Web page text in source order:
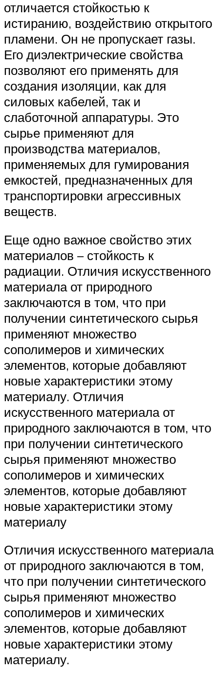
отличается стойкостью к
истиранию, воздействию открытого
пламени. Он не пропускает газы.
Его диэлектрические свойства
позволяют его применять для
создания изоляции, как для
силовых кабелей, так и
слаботочной аппаратуры. Это
сырье применяют для
производства материалов,
применяемых для гумирования
емкостей, предназначенных для
транспортировки агрессивных
веществ.
Еще одно важное свойство этих
материалов – стойкость к
радиации. Отличия искусственного
материала от природного
заключаются в том, что при
получении синтетического сырья
применяют множество
сополимеров и химических
элементов, которые добавляют
новые характеристики этому
материалу. Отличия
искусственного материала от
природного заключаются в том, что
при получении синтетического
сырья применяют множество
сополимеров и химических
элементов, которые добавляют
новые характеристики этому
материалу
Отличия искусственного материала
от природного заключаются в том,
что при получении синтетического
сырья применяют множество
сополимеров и химических
элементов, которые добавляют
новые характеристики этому
материалу.